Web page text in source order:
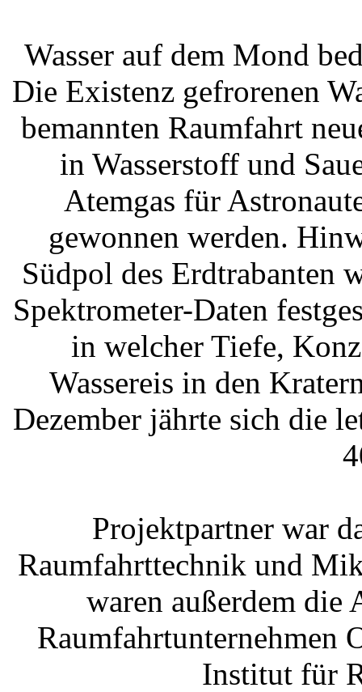
Wasser auf dem Mond
Die Existenz gefrorenen
bemannten Raumfahrt
in Wasserstoff und
Atemgas für
gewonnen werden.
Südpol des Erdtrabanten
Spektrometer-Daten
in welcher Tiefe,
Wassereis in den
Dezember jährte sich die
Projektpartner war
Raumfahrttechnik und
waren außerdem die
Raumfahrtunternehmen
Institut für